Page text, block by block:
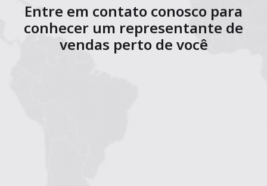
Entre em contato conosco para
conhecer um representante de
vendas perto de você